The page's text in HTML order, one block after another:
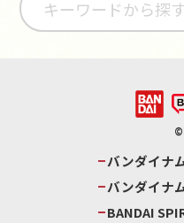
バンダイナ
バンダイナ
BANDAI